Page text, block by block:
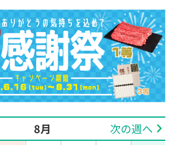
8月 次の週へ